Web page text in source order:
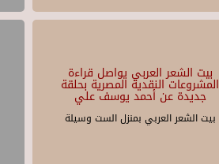
بيت الشعر العربي يواصل قراءة
المشروعات النقدية المصرية بحلقة
جديدة عن أحمد يوسف علي
بيت الشعر العربي بمنزل الست وسيلة